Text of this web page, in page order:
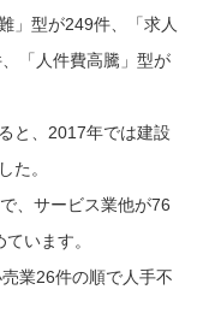
」型が249件、「求人
「人件費高騰」型が
と、2017年では建設
た。
、サービス業他が76
います。
業26件の順で人手不